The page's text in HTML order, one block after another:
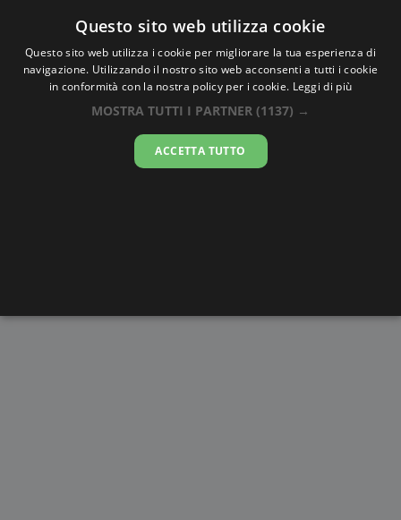
Oraesatta.co
Ora EsattaBurgas
11:59:52
Questo sito web utilizza cookie
Questo sito web utilizza i cookie per migliorare la tua esperienza di
navigazione. Utilizzando il nostro sito web acconsenti a tutti i cookie
in conformità con la nostra policy per i cookie. Leggi di più
MOSTRA TUTTI I PARTNER (1137) →
ACCETTA TUTTO